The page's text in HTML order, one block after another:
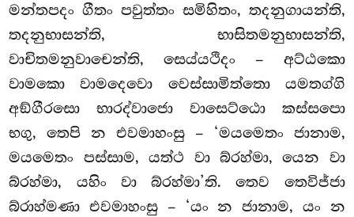
මන්තපදං ගීතං පවුත්තං සමිහිතං, තදනුගායන්ති,
තදනුභාසන්ති, භාසිතමනුභාසන්ති,
වාචිතමනුවාචෙන්ති, සෙය්යථිදං – අට්ඨකො
වාමකො වාමදෙවො වෙස්සාමිත්තො යමතග්ගි
අඞ්ගීරසො භාරද්වාජො වාසෙට්ඨො කස්සපො
භගු, තෙපි න එවමාහංසු – ‘මයමෙතං ජානාම,
මයමෙතං පස්සාම, යත්ථ වා බ්රහ්මා, යෙන වා
බ්රහ්මා, යහිං වා බ්රහ්මා’ති. තෙව තෙවිජ්ජා
බ්රාහ්මණා එවමාහංසු – ‘යං න ජානාම, යං න